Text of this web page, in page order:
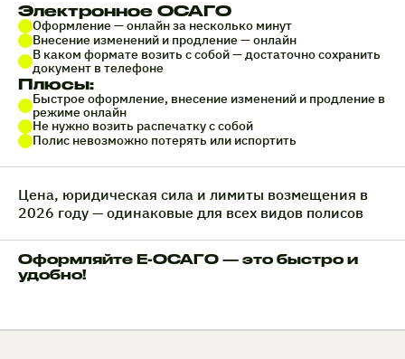
Электронное ОСАГО
Оформление — онлайн за несколько минут
Внесение изменений и продление — онлайн
В каком формате возить с собой — достаточно сохранить
документ в телефоне
Плюсы:
Быстрое оформление, внесение изменений и продление в
режиме онлайн
Не нужно возить распечатку с собой
Полис невозможно потерять или испортить
Цена, юридическая сила и лимиты возмещения в
2026 году — одинаковые для всех видов полисов
Оформляйте Е-ОСАГО — это быстро и
удобно!